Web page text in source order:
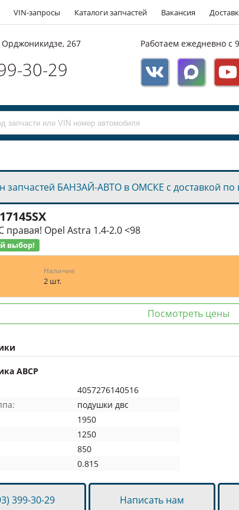
VIN-запросы Каталоги запчастей Вакансия
Орджоникидзе, 267
30-29
Работаем ежедневно с
запчастей БАНЗАЙ-АВТО в ОМСКЕ с доставкой по
правая! Opel Astra 1.4-2.0 <98
выбор!
Наличие
2 шт.
Посмотреть цены
ABCP
4057276140516
подушки двс
1950
1250
850
0.815
399-30-29 Написать нам